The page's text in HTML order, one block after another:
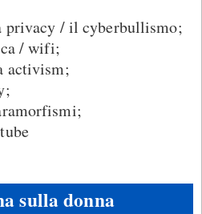
privacy / il cyberbullismo;
/ wifi;
activism;
sulla donna